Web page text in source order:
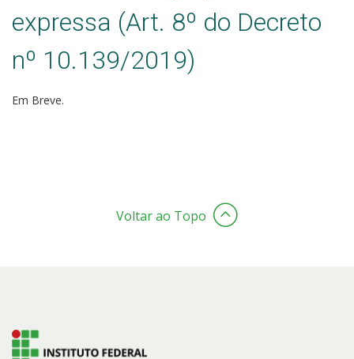
expressa (Art. 8º do Decreto
nº 10.139/2019)
Em Breve.
Voltar ao Topo